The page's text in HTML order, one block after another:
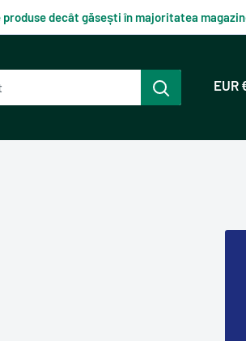
decât găsești în majoritatea
EUR